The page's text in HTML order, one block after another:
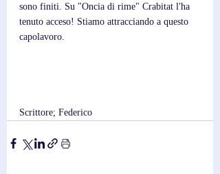
sono finiti. Su "Oncia di rime" Crabitat l'ha
tenuto acceso! Stiamo attracciando a questo
capolavoro.
Scrittore; Federico